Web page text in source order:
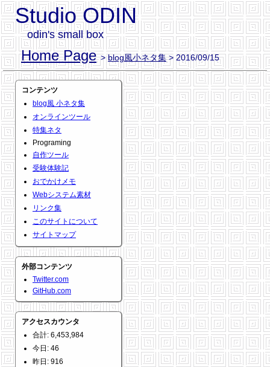
Studio ODIN
odin's small box
Home Page >blog風小ネタ集> 2016/09/15
コンテンツ
blog風 小ネタ集
オンラインツール
特集ネタ
Programing
自作ツール
受験体験記
おでかけメモ
Webシステム素材
リンク集
このサイトについて
サイトマップ
外部コンテンツ
Twitter.com
GitHub.com
アクセスカウンタ
合計: 6,453,984
今日: 46
昨日: 916